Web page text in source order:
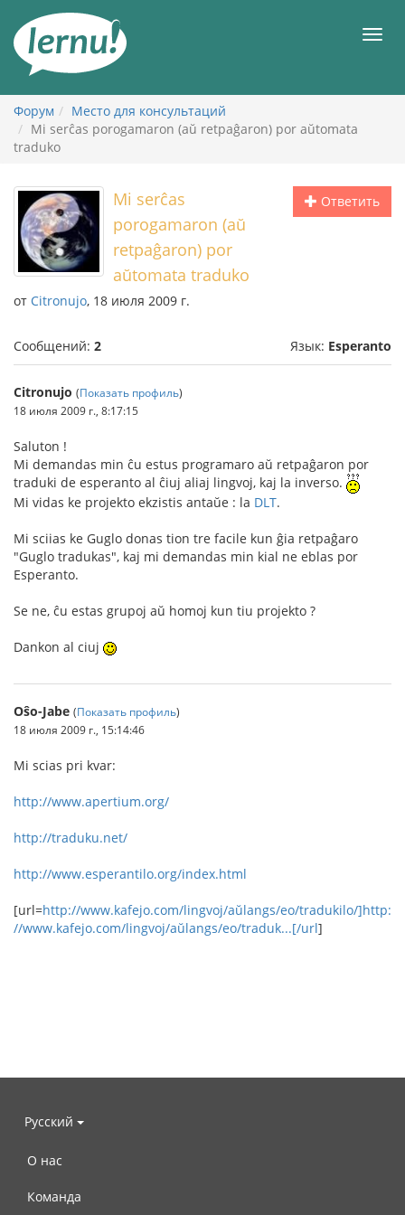
содержанию
Форум
Место для консультаций
Mi serĉas porogamaron (aŭ retpaĝaron) por aŭtomata
traduko
Ответить
Mi serĉas
porogamaron (aŭ
retpaĝaron) por
aŭtomata traduko
от Citronujo, 18 июля 2009 г.
Сообщений: 2 Язык: Esperanto
Citronujo (Показать профиль)
18 июля 2009 г., 8:17:15
Saluton !
Mi demandas min ĉu estus programaro aŭ retpaĝaron por
traduki de esperanto al ĉiuj aliaj lingvoj, kaj la inverso.
Mi vidas ke projekto ekzistis antaŭe : la DLT.
Mi sciias ke Guglo donas tion tre facile kun ĝia retpaĝaro
"Guglo tradukas", kaj mi demandas min kial ne eblas por
Esperanto.
Se ne, ĉu estas grupoj aŭ homoj kun tiu projekto ?
Dankon al ciuj
Oŝo-Jabe (Показать профиль)
18 июля 2009 г., 15:14:46
Mi scias pri kvar:
http://www.apertium.org/
http://traduku.net/
http://www.esperantilo.org/index.html
[url=http://www.kafejo.com/lingvoj/aŭlangs/eo/tradukilo/]http:
//www.kafejo.com/lingvoj/aŭlangs/eo/traduk...[/url]
Русский
О нас
Команда